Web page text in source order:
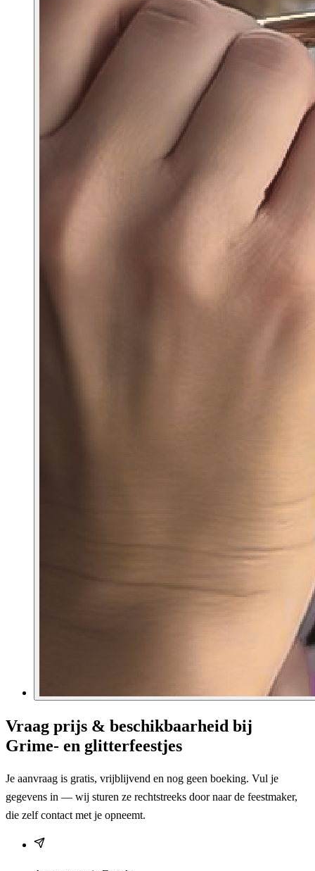
Vraag prijs & beschikbaarheid bij
Grime- en glitterfeestjes
Je aanvraag is gratis, vrijblijvend en nog geen boeking. Vul je
gegevens in — wij sturen ze rechtstreeks door naar de feestmaker,
die zelf contact met je opneemt.